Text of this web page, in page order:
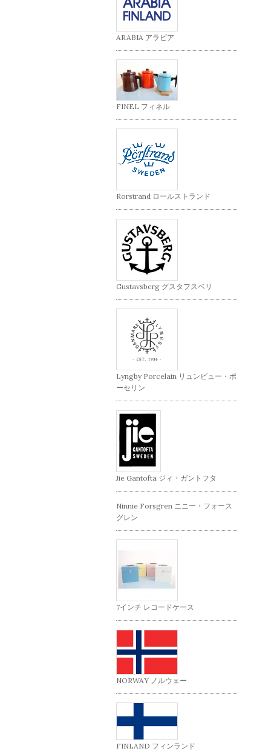
ARABIA アラビア
FINEL フィネル
Rorstrand ロールストランド
Gustavsberg グスタフスベリ
Lyngby Porcelain リュンビュー・ポ
ーセリン
Jie Gantofta ジィ・ガントフタ
Ninnie Forsgren ニニー・フォース
グレン
7インチ レコードケース
NORWAY ノルウェー
FINLAND フィンランド